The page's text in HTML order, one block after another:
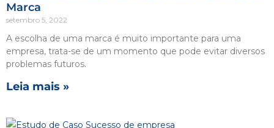
Marca
setembro 5, 2022
A escolha de uma marca é muito importante para uma
empresa, trata-se de um momento que pode evitar diversos
problemas futuros.
Leia mais »